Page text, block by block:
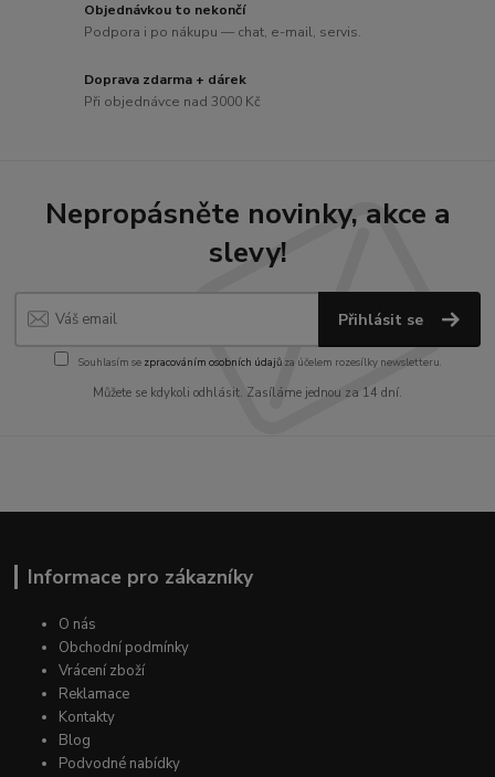
Objednávkou to nekončí
Podpora i po nákupu — chat, e-mail, servis.
Doprava zdarma + dárek
Při objednávce nad 3000 Kč
Nepropásněte novinky, akce a
slevy!
Přihlásit se
Souhlasím se zpracováním osobních údajůza účelem rozesílky newsletteru.
Můžete se kdykoli odhlásit. Zasíláme jednou za 14 dní.
Informace pro zákazníky
O nás
Obchodní podmínky
Vrácení zboží
Reklamace
Kontakty
Blog
Podvodné nabídky